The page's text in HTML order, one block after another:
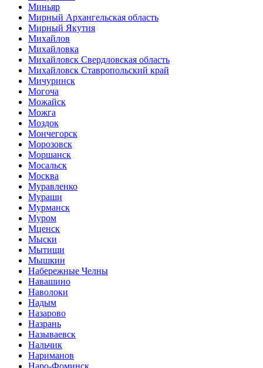
Миньяр
Мирный Архангельская область
Мирный Якутия
Михайлов
Михайловка
Михайловск Свердловская область
Михайловск Ставропольский край
Мичуринск
Могоча
Можайск
Можга
Моздок
Мончегорск
Морозовск
Моршанск
Мосальск
Москва
Муравленко
Мураши
Мурманск
Муром
Мценск
Мыски
Мытищи
Мышкин
Набережные Челны
Навашино
Наволоки
Надым
Назарово
Назрань
Называевск
Нальчик
Нариманов
Наро-Фоминск